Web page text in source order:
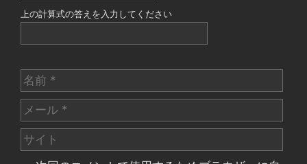
上の計算式の答えを入力してください
名
前
メ
ー
ル
サ
イ